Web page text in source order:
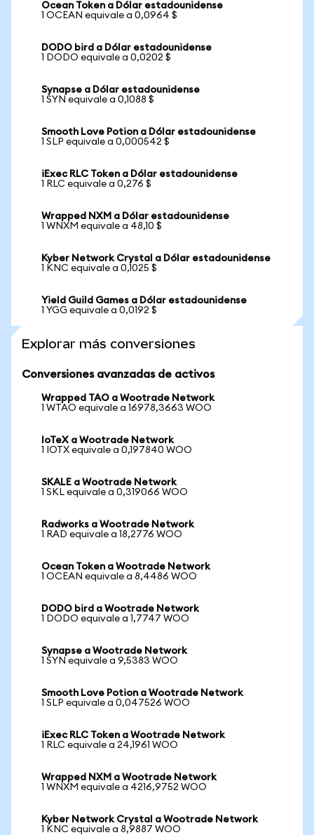
Ocean Token a Dólar estadounidense
1 OCEAN equivale a 0,0964 $
DODO bird a Dólar estadounidense
1 DODO equivale a 0,0202 $
Synapse a Dólar estadounidense
1 SYN equivale a 0,1088 $
Smooth Love Potion a Dólar estadounidense
1 SLP equivale a 0,000542 $
iExec RLC Token a Dólar estadounidense
1 RLC equivale a 0,276 $
Wrapped NXM a Dólar estadounidense
1 WNXM equivale a 48,10 $
Kyber Network Crystal a Dólar estadounidense
1 KNC equivale a 0,1025 $
Yield Guild Games a Dólar estadounidense
1 YGG equivale a 0,0192 $
Explorar más conversiones
Conversiones avanzadas de activos
Wrapped TAO a Wootrade Network
1 WTAO equivale a 16978,3663 WOO
IoTeX a Wootrade Network
1 IOTX equivale a 0,197840 WOO
SKALE a Wootrade Network
1 SKL equivale a 0,319066 WOO
Radworks a Wootrade Network
1 RAD equivale a 18,2776 WOO
Ocean Token a Wootrade Network
1 OCEAN equivale a 8,4486 WOO
DODO bird a Wootrade Network
1 DODO equivale a 1,7747 WOO
Synapse a Wootrade Network
1 SYN equivale a 9,5383 WOO
Smooth Love Potion a Wootrade Network
1 SLP equivale a 0,047526 WOO
iExec RLC Token a Wootrade Network
1 RLC equivale a 24,1961 WOO
Wrapped NXM a Wootrade Network
1 WNXM equivale a 4216,9752 WOO
Kyber Network Crystal a Wootrade Network
1 KNC equivale a 8,9887 WOO